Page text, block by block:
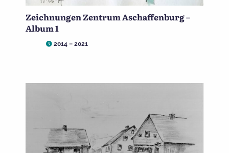
Zeichnungen Zentrum Aschaffenburg –
Album 1
2014 – 2021